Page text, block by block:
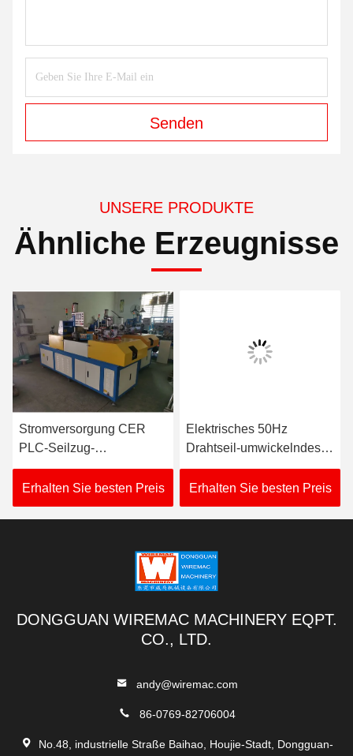
Senden
UNSERE PRODUKTE
Ähnliche Erzeugnisse
Stromversorgung CER
PLC-Seilzug-
umwickelnde Maschinen-
Winde Wechselstroms
380V
Erhalten Sie besten Preis
Elektrisches 50Hz
Drahtseil-umwickelndes
Ausrüstungs-
pneumatisches
Festklemmen
Erhalten Sie besten Preis
DONGGUAN WIREMAC MACHINERY EQPT.
CO., LTD.
andy@wiremac.com
86-0769-82706004
No.48, industrielle Straße Baihao, Houjie-Stadt, Dongguan-